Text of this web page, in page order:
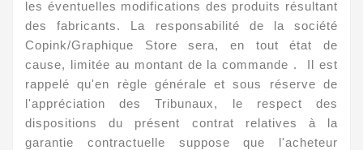
les éventuelles modifications des produits résultant
des fabricants. La responsabilité de la société
Copink/Graphique Store sera, en tout état de
cause, limitée au montant de la commande . Il est
rappelé qu'en règle générale et sous réserve de
l'appréciation des Tribunaux, le respect des
dispositions du présent contrat relatives à la
garantie contractuelle suppose que l'acheteur